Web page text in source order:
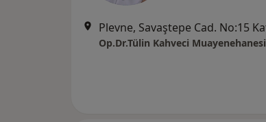
Op.Dr.Tülin Kahveci Muayenehanesi